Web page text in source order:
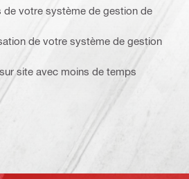
de votre système de gestion de
de votre système de gestion
site avec moins de temps